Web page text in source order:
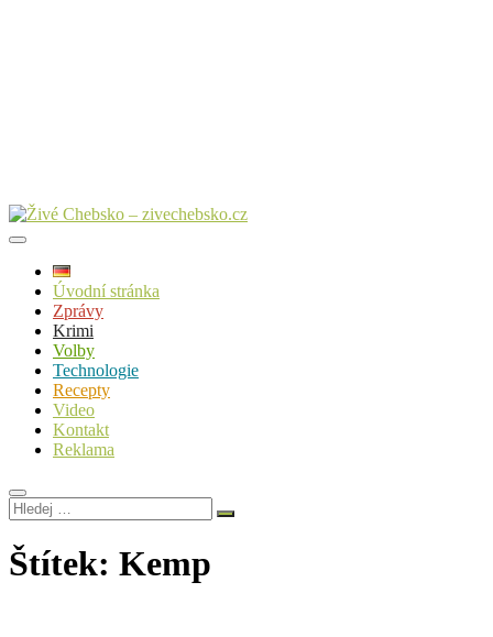
Úvodní stránka
Zprávy
Krimi
Volby
Technologie
Recepty
Video
Kontakt
Reklama
Hledej
…
Štítek: Kemp